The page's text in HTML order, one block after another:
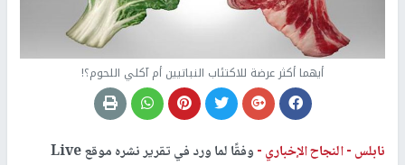
أيهما أكثر عرضة للاكتئاب النباتيين أم آكلي اللحوم؟!
نابلس -النجاح الإخباري -
وفقًا لما ورد في تقرير نشره موقع Live